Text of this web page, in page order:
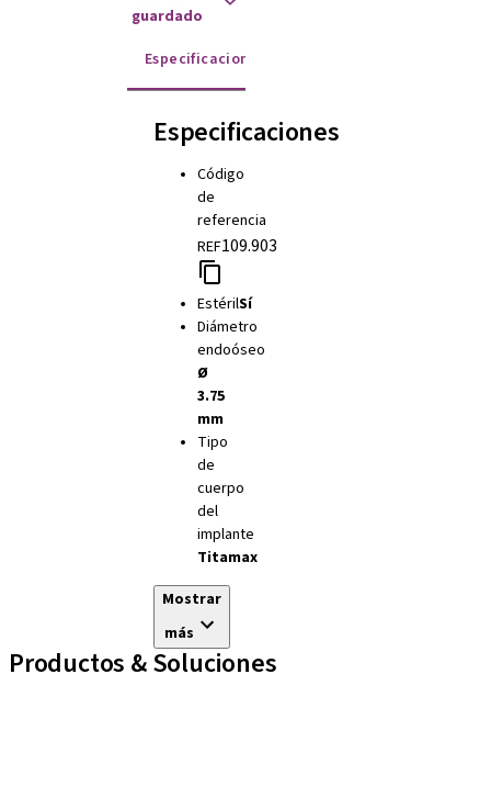
guardado
Especificaciones
Especificaciones
Código
de
referencia
REF109.903
EstérilSí
Diámetro
endoóseo
Ø
3.75
mm
Tipo
de
cuerpo
del
implante
Titamax
Mostrar
más
Productos & Soluciones